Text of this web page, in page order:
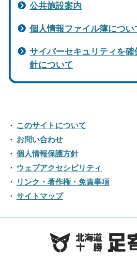
公共施設案内
個人情報ファイル簿につい
サイバーセキュリティを
針について
このサイトについて
お問い合わせ
個人情報保護方針
ウェブアクセシビリティ
リンク・著作権・免責事項
サイトマップ